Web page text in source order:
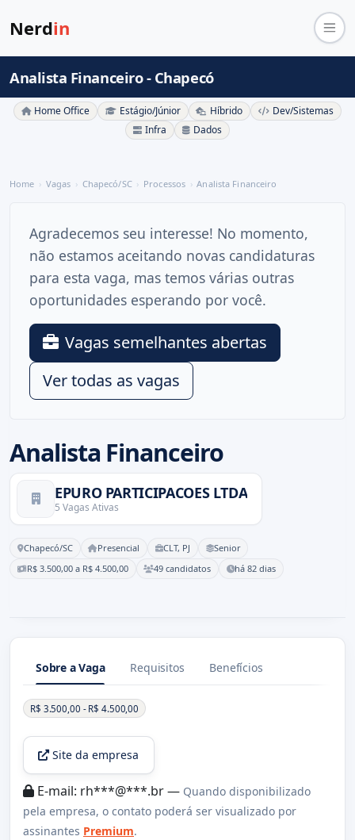
Nerdin
Analista Financeiro - Chapecó
Home Office Estágio/Júnior Híbrido
Dev/Sistemas
Infra
Dados
Home Vagas Chapecó/SC Processos Analista Financeiro
Analista Financeiro
EPURO PARTICIPACOES LTDA
5 Vagas Ativas
Chapecó/SC Presencial CLT, PJ
Senior
R$ 3.500,00 a R$ 4.500,00
49 candidatos há 82 dias
Agradecemos seu interesse! No momento,
não estamos aceitando novas candidaturas
para esta vaga, mas temos várias outras
oportunidades esperando por você.
Vagas semelhantes abertas
Ver todas as vagas
Sobre a Vaga Requisitos Benefícios
Sobre a Vaga
R$ 3.500,00 - R$ 4.500,00
Site da empresa
E-mail: rh***@***.br — Quando disponibilizado
pela empresa, o contato poderá ser visualizado por
assinantes Premium.